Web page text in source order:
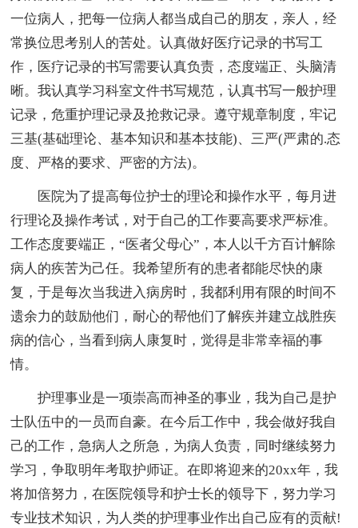
一位病人，把每一位病人都当成自己的朋友，亲人，经
常换位思考别人的苦处。认真做好医疗记录的书写工
作，医疗记录的书写需要认真负责，态度端正、头脑清
晰。我认真学习科室文件书写规范，认真书写一般护理
记录，危重护理记录及抢救记录。遵守规章制度，牢记
三基(基础理论、基本知识和基本技能)、三严(严肃的.态
度、严格的要求、严密的方法)。
医院为了提高每位护士的理论和操作水平，每月进
行理论及操作考试，对于自己的工作要高要求严标准。
工作态度要端正，“医者父母心”，本人以千方百计解除
病人的疾苦为己任。我希望所有的患者都能尽快的康
复，于是每次当我进入病房时，我都利用有限的时间不
遗余力的鼓励他们，耐心的帮他们了解疾并建立战胜疾
病的信心，当看到病人康复时，觉得是非常幸福的事
情。
护理事业是一项崇高而神圣的事业，我为自己是护
士队伍中的一员而自豪。在今后工作中，我会做好我自
己的工作，急病人之所急，为病人负责，同时继续努力
学习，争取明年考取护师证。在即将迎来的20xx年，我
将加倍努力，在医院领导和护士长的领导下，努力学习
专业技术知识，为人类的护理事业作出自己应有的贡献!